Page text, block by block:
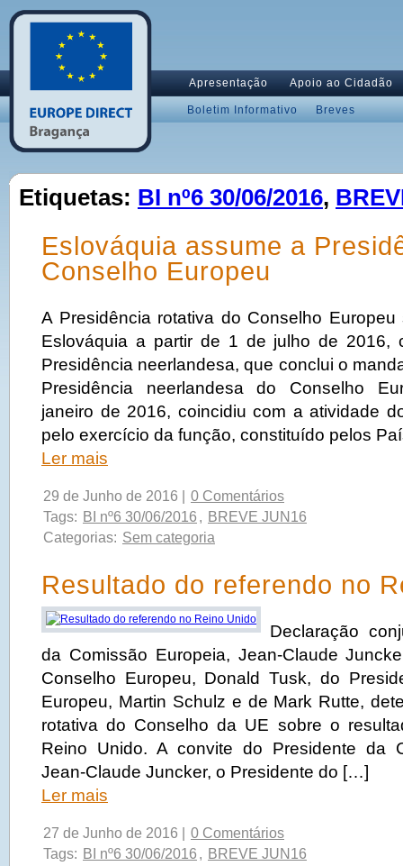
Apresentação Apoio ao Cidadão
Boletim Informativo Breves
Etiquetas: BI nº6 30/06/2016,
Eslováquia assume a
Conselho Europeu
A Presidência rotativa do Conselho
Eslováquia a partir de 1 de julho de 2016,
Presidência neerlandesa, que conclui o
Presidência neerlandesa do Conselho
janeiro de 2016, coincidiu com a atividade
pelo exercício da função, constituído pelos
Ler mais
29 de Junho de 2016 |
0 Comentários
Tags: BI nº6 30/06/2016 , BREVE JUN16
Categorias: Sem categoria
Resultado do referendo no
Declaração
da Comissão Europeia, Jean-Claude
Conselho Europeu, Donald Tusk, do
Europeu, Martin Schulz e de Mark Rutte,
rotativa do Conselho da UE sobre o
Reino Unido. A convite do Presidente da
Jean-Claude Juncker, o Presidente do […]
Ler mais
27 de Junho de 2016 |
0 Comentários
Tags: BI nº6 30/06/2016 , BREVE JUN16